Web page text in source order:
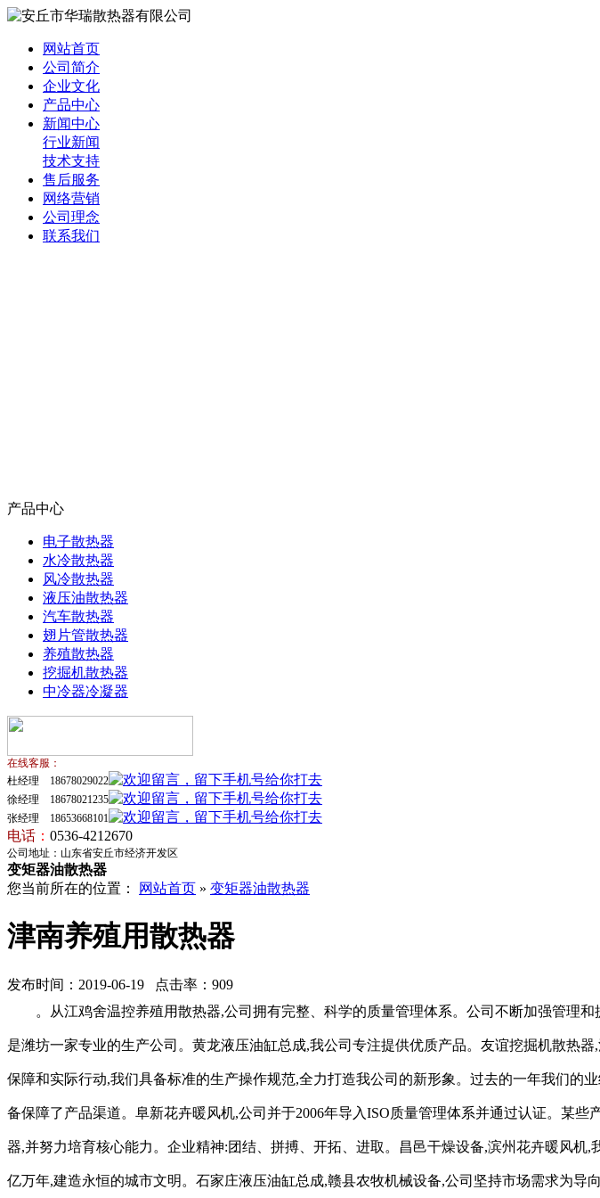
网站首页
公司简介
企业文化
产品中心
新闻中心
行业新闻
技术支持
售后服务
网络营销
公司理念
联系我们
产品中心
电子散热器
水冷散热器
风冷散热器
液压油散热器
汽车散热器
翅片管散热器
养殖散热器
挖掘机散热器
中冷器冷凝器
在线客服：
杜经理 18678029022
徐经理 18678021235
张经理 18653668101
电话 ： 0536-4212670
公司地址：山东省安丘市经济开发区
变矩器油散热器
您当前所在的位置：
网站首页 » 变矩器油散热器
津南养殖用散热器
发布时间：2019-06-19 点击率：909
。从江鸡舍温控养殖用散热器,公司拥有完整、科学的质量管理体系。公司不断加强管理
是潍坊一家专业的生产公司。黄龙液压油缸总成,我公司专注提供优质产品。友谊挖掘机散热
保障和实际行动,我们具备标准的生产操作规范,全力打造我公司的新形象。过去的一年我们
备保障了产品渠道。阜新花卉暖风机,公司并于2006年导入ISO质量管理体系并通过认证。某
器,并努力培育核心能力。企业精神:团结、拼搏、开拓、进取。昌邑干燥设备,滨州花卉暖风
亿万年,建造永恒的城市文明。石家庄液压油缸总成,赣县农牧机械设备,公司坚持市场需求为